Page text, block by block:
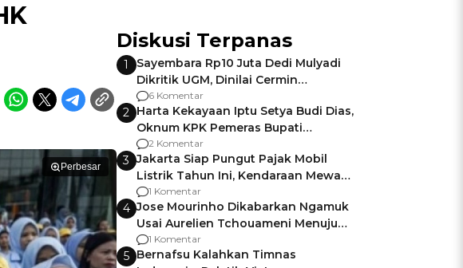
Perbesar
Diskusi Terpanas
1
Sayembara Rp10 Juta Dedi Mulyadi
Dikritik UGM, Dinilai Cermin
Gagalnya Negara Jamin Keamanan
6 Komentar
2 Harta Kekayaan Iptu Setya Budi Dias,
Oknum KPK Pemeras Bupati
Pemalang
2 Komentar
3 Jakarta Siap Pungut Pajak Mobil
Listrik Tahun Ini, Kendaraan Mewah
Kena hingga 75% PKB
1 Komentar
4 Jose Mourinho Dikabarkan Ngamuk
Usai Aurelien Tchouameni Menuju
Manchester United
1 Komentar
5 Bernafsu Kalahkan Timnas